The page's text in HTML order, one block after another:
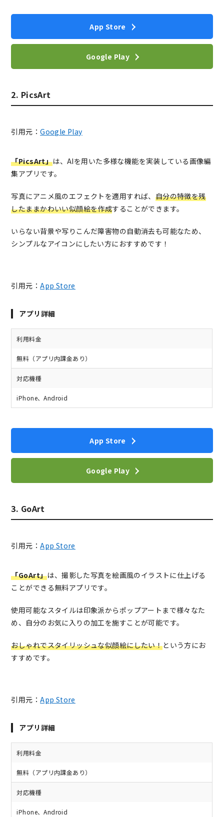
App Store
Google Play
2. PicsArt
引用元：Google Play
「PicsArt」は、AIを用いた多様な機能を実装している画像編
集アプリです。
写真にアニメ風のエフェクトを適用すれば、 自分の特徴を残
したままかわいい似顔絵を作成することができます。
いらない背景や写りこんだ障害物の自動消去も可能なため、
シンプルなアイコンにしたい方におすすめです！
引用元：App Store
アプリ詳細
利用料金
無料（アプリ内課金あり）
対応機種
iPhone、Android
App Store
Google Play
3. GoArt
引用元：App Store
「GoArt」は、撮影した写真を絵画風のイラストに仕上げる
ことができる無料アプリです。
使用可能なスタイルは印象派からポップアートまで様々なた
め、自分のお気に入りの加工を施すことが可能です。
おしゃれでスタイリッシュな似顔絵にしたい！という方にお
すすめです。
引用元：App Store
アプリ詳細
利用料金
無料（アプリ内課金あり）
対応機種
iPhone、Android